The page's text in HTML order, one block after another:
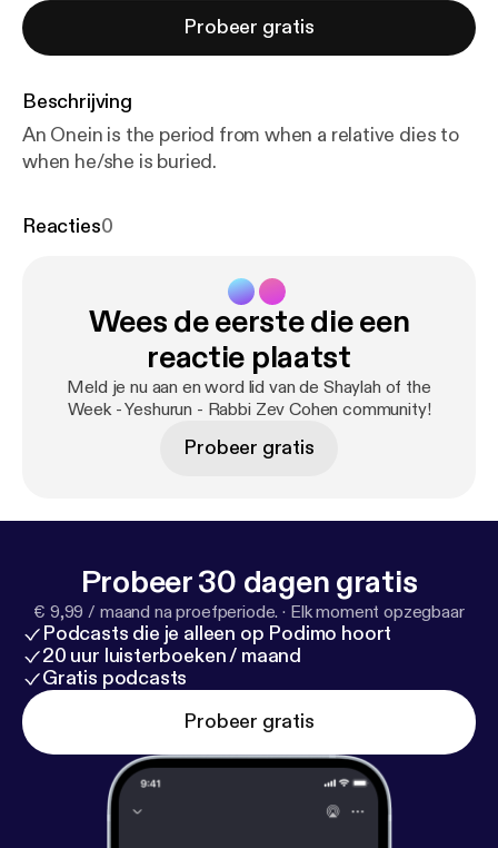
Probeer gratis
Beschrijving
An Onein is the period from when a relative dies to
when he/she is buried.
Reacties0
Wees de eerste die een
reactie plaatst
Meld je nu aan en word lid van de Shaylah of the
Week - Yeshurun - Rabbi Zev Cohen community!
Probeer gratis
Probeer 30 dagen gratis
€ 9,99 / maand na proefperiode. · Elk moment opzegbaar
Podcasts die je alleen op Podimo hoort
20 uur luisterboeken / maand
Gratis podcasts
Probeer gratis